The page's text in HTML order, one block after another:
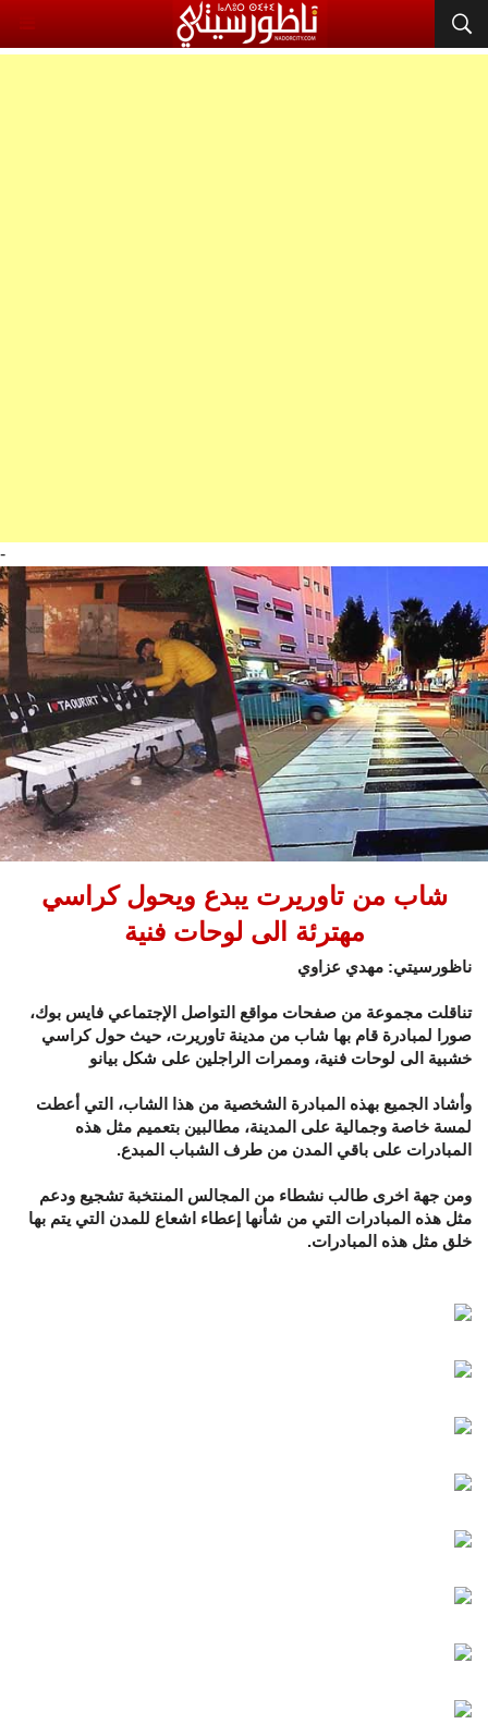
-
شاب من تاوريرت يبدع ويحول كراسي
مهترئة الى لوحات فنية
ناظورسيتي: مهدي عزاوي
تناقلت مجموعة من صفحات مواقع التواصل الإجتماعي فايس بوك،
صورا لمبادرة قام بها شاب من مدينة تاوريرت، حيث حول كراسي
خشبية الى لوحات فنية، وممرات الراجلين على شكل بيانو
وأشاد الجميع بهذه المبادرة الشخصية من هذا الشاب، التي أعطت
لمسة خاصة وجمالية على المدينة، مطالبين بتعميم مثل هذه
المبادرات على باقي المدن من طرف الشباب المبدع.
ومن جهة اخرى طالب نشطاء من المجالس المنتخبة تشجيع ودعم
مثل هذه المبادرات التي من شأنها إعطاء اشعاع للمدن التي يتم بها
خلق مثل هذه المبادرات.